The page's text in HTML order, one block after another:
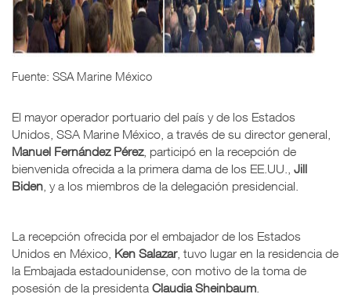
Fuente: SSA Marine México
El mayor operador portuario del país y de los Estados
Unidos, SSA Marine México, a través de su director general,
Manuel Fernández Pérez, participó en la recepción de
bienvenida ofrecida a la primera dama de los EE.UU., Jill
Biden , y a los miembros de la delegación presidencial.
La recepción ofrecida por el embajador de los Estados
Unidos en México, Ken Salazar, tuvo lugar en la residencia de
la Embajada estadounidense, con motivo de la toma de
posesión de la presidenta Claudia Sheinbaum